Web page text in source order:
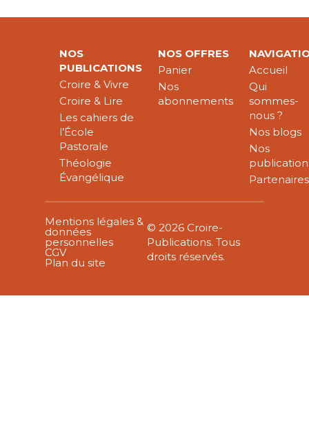
NOS
PUBLICATIONS
Croire & Vivre
Croire & Lire
Les cahiers de
l’École
Pastorale
Théologie
Évangélique
NOS OFFRES
Panier
Nos
abonnements
Accueil
Qui
sommes-
nous ?
Nos blogs
Nos
Partenaires
Mentions légales &
données
personnelles
CGV
Plan du site
© 2026 Croire-
Publications. Tous
droits réservés.